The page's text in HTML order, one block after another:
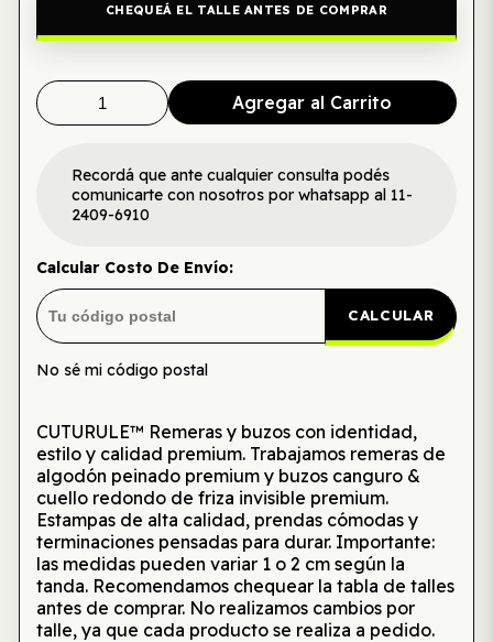
CHEQUEÁ EL TALLE ANTES DE COMPRAR
Agregar al Carrito
Recordá que ante cualquier consulta podés
comunicarte con nosotros por whatsapp al 11-
2409-6910
Calcular Costo De Envío:
CALCULAR
No sé mi código postal
CUTURULE™ Remeras y buzos con identidad,
estilo y calidad premium. Trabajamos remeras de
algodón peinado premium y buzos canguro &
cuello redondo de friza invisible premium.
Estampas de alta calidad, prendas cómodas y
terminaciones pensadas para durar. Importante:
las medidas pueden variar 1 o 2 cm según la
tanda. Recomendamos chequear la tabla de talles
antes de comprar. No realizamos cambios por
talle, ya que cada producto se realiza a pedido.